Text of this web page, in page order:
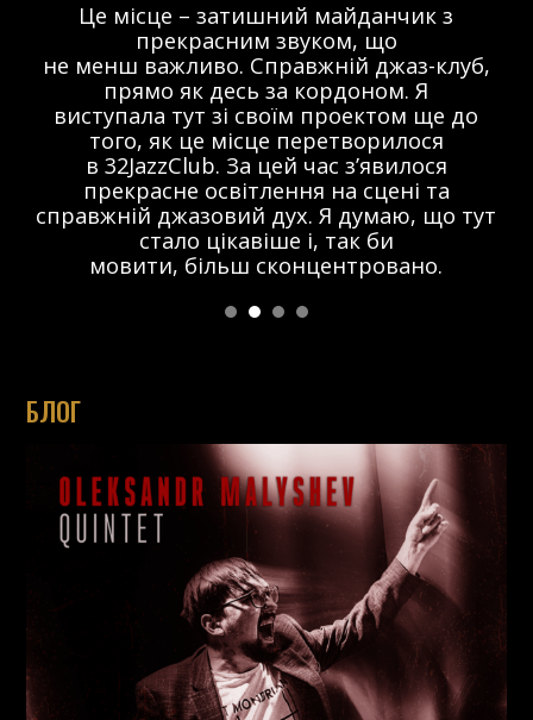
Це місце – затишний майданчик з
прекрасним звуком, що
не менш важливо. Справжній джаз-клуб,
прямо як десь за кордоном. Я
виступала тут зі своїм проектом ще до
того, як це місце перетворилося
в 32JazzClub. За цей час з’явилося
прекрасне освітлення на сцені та
справжній джазовий дух. Я думаю, що тут
стало цікавіше і, так би
мовити, більш сконцентровано.
БЛОГ